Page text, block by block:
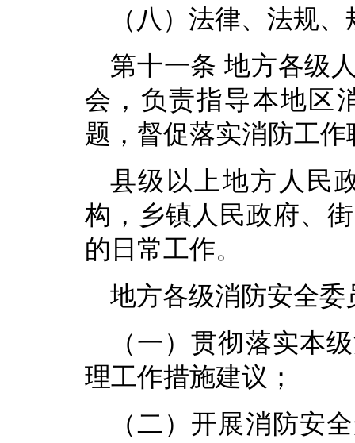
（八）法律、法规
第十一条 地方各级
会，负责指导本地区
题，督促落实消防工作
县级以上地方人民
构，乡镇人民政府、
的日常工作。
地方各级消防安全
（一）贯彻落实本
理工作措施建议；
（二）开展消防安